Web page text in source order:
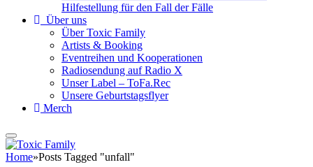
Hilfestellung für den Fall der Fälle
Über uns
Über Toxic Family
Artists & Booking
Eventreihen und Kooperationen
Radiosendung auf Radio X
Unser Label – ToFa.Rec
Unsere Geburtstagsflyer
Merch
Home»Posts Tagged "unfall"